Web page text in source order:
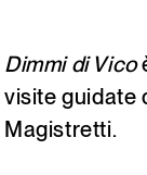
Archivio
Lo studio museo è
Dimmi di Vico
visite guidate
Magistretti.